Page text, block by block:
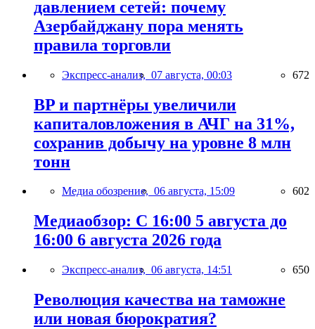
давлением сетей: почему
Азербайджану пора менять
правила торговли
Экспресс-анализ, 07 августа, 00:03 672
BP и партнёры увеличили
капиталовложения в АЧГ на 31%,
сохранив добычу на уровне 8 млн
тонн
Медиа обозрение, 06 августа, 15:09 602
Медиаобзор: С 16:00 5 августа до
16:00 6 августа 2026 года
Экспресс-анализ, 06 августа, 14:51 650
Революция качества на таможне
или новая бюрократия?